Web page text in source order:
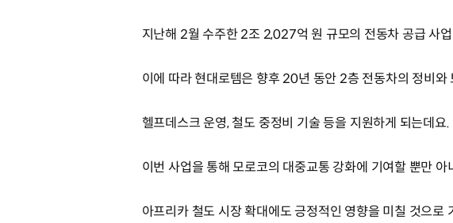
지난해 2월 수주한 2조 2,027억 원 규모의 전동차 공급 사
이에 따라 현대로템은 향후 20년 동안 2층 전동차의 정비와
헬프데스크 운영, 철도 중정비 기술 등을 지원하게 되는데요.
이번 사업을 통해 모로코의 대중교통 강화에 기여할 뿐만 아
아프리카 철도 시장 확대에도 긍정적인 영향을 미칠 것으로